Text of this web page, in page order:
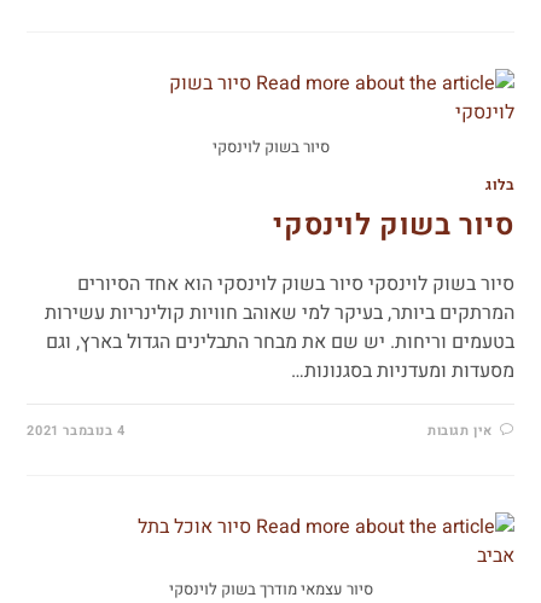
סיור בשוק לוינסקי
בלוג
סיור בשוק לוינסקי
סיור בשוק לוינסקי סיור בשוק לוינסקי הוא אחד הסיורים
המרתקים ביותר, בעיקר למי שאוהב חוויות קולינריות עשירות
בטעמים וריחות. יש שם את מבחר התבלינים הגדול בארץ, וגם
מסעדות ומעדניות בסגנונות…
אין תגובות 4 בנובמבר 2021
סיור עצמאי מודרך בשוק לוינסקי